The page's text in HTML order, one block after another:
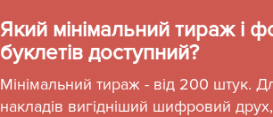
Який мінімальний тираж і
буклетів доступний?
Мінімальний тираж - від 200 штук.
накладів вигідніший шифровий